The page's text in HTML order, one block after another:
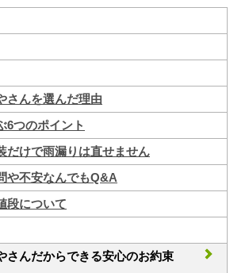
さんを選んだ理由
6つのポイント
だけで雨漏りは直せません
や不安なんでもQ&A
段について
さんだからできる安心のお約束